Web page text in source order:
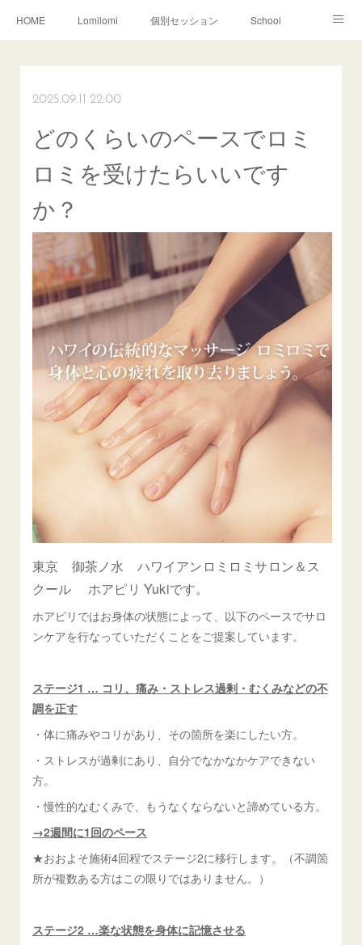
HOME Lomilomi 個別セッション School
School無料説明会
2025.09.11 22:00
どのくらいのペースでロミ
ロミを受けたらいいです
か？
東京 御茶ノ水 ハワイアンロミロミサロン＆ス
クール ホアピリ Yukiです。
ホアピリではお身体の状態によって、以下のペースでサロ
ンケアを行なっていただくことをご提案しています。
ステージ1 … コリ、痛み・ストレス過剰・むくみなどの不
調を正す
・体に痛みやコリがあり、その箇所を楽にしたい方。
・ストレスが過剰にあり、自分でなかなかケアできない
方。
・慢性的なむくみで、もうなくならないと諦めている方。
→2週間に1回のペース
★おおよそ施術4回程でステージ2に移行します。（不調箇
所が複数ある方はこの限りではありません。）
ステージ2 …楽な状態を身体に記憶させる